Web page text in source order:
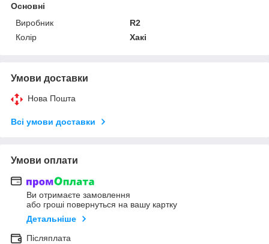
Основні
Виробник
R2
Колір
Хакі
Умови доставки
Нова Пошта
Всі умови доставки
Умови оплати
Ви отримаєте замовлення
або гроші повернуться на вашу картку
Детальніше
Післяплата